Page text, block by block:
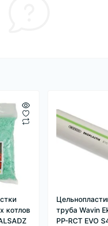
котлов
труба Wavin
PP-RCT EVO